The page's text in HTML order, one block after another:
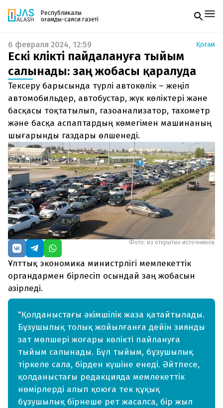
Республикалық
қоғамдық-саяси газеті
Жаңалықтар
Спорт
Live
Руханият
Аймақ
Архив
Заң және тәртіп
Редакциямен байланыс
+7 708 604 51 06
Жарнама бөлімі
+7 701 220 64 52
Пошта
zhasalash100@gmail.com
Газетке жазылу
PDF форматтағы газетті ай сайын электронды
поштаңызға алып отырыңыз. Жаңа нөмір
шыққан сәтте сізге бірден жіберіледі. Тек email
енгізіңіз, біз қалғанын өзіміз жібереміз.
6 февраля 2024, 12:59 Қоғам
Ескі көлікті пайдалануға тыйым
салынады: заң жобасы қаралуда
Тексеру барысында түрлі автокөлік – жеңіл
автомобильдер, автобустар, жүк көліктері және
басқасы тоқтатылып, газоанализатор, тахометр
және басқа аспаптардың көмегімен машинаның
шығарынды газдары өлшенеді.
Фото: из открытых источников
Ұлттық экономика министрлігі мемлекеттік
органдармен бірлесіп осындай заң жобасын
әзірледі.
"Қолданыстағы әкімшілік жаза қатайтылады.
Бұзушылық толық жойылғанға дейін зиянды
зат мөлшері жоғары көлікті пайлануға
тыйым салынады. Бұл тыйым, бұзушылық
тіркеле сала, бірден күшіне енеді. Әйтпесе,
қолданыстағы редакцияда мемлекеттік
нөмірлерді алып қоюға тек құқық
бұзушылық бірнеше рет жасалса, бір жыл